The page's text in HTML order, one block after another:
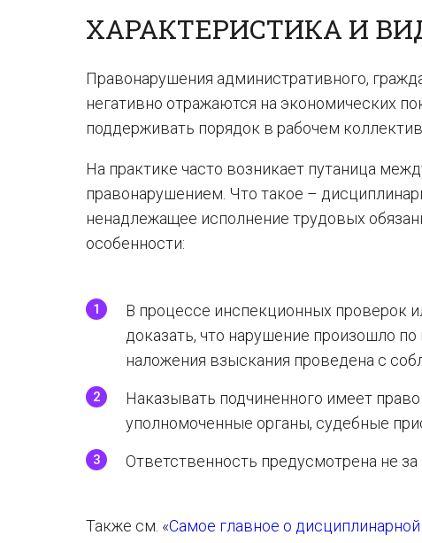
ХАРАКТЕРИСТИКА И
Правонарушения административного,
негативно отражаются на экономических
поддерживать порядок в рабочем
На практике часто возникает путаница
правонарушением. Что такое –
ненадлежащее исполнение трудовых
особенности:
В процессе инспекционных проверок
доказать, что нарушение произошло
наложения взыскания проведена с
Наказывать подчиненного имеет право
уполномоченные органы, судебные
Ответственность предусмотрена не
Также см. «Самое главное о